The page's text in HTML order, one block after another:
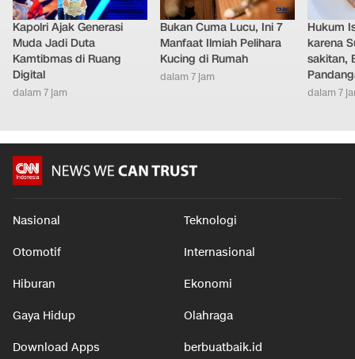
Kapolri Ajak Generasi
Muda Jadi Duta
Kamtibmas di Ruang
Digital
dalam 7 jam
Bukan Cuma Lucu, Ini 7
Manfaat Ilmiah Pelihara
Kucing di Rumah
dalam 7 jam
Hukum
karena
sakitan,
dalam 7
Nasional Teknologi
Otomotif Internasional
Hiburan Ekonomi
Gaya Hidup Olahraga
Download Apps berbuatbaik.id